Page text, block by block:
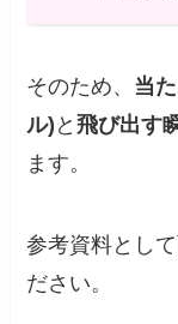
そのため、 当
ル) と飛び出す
ます。
参考資料とし
ださい。